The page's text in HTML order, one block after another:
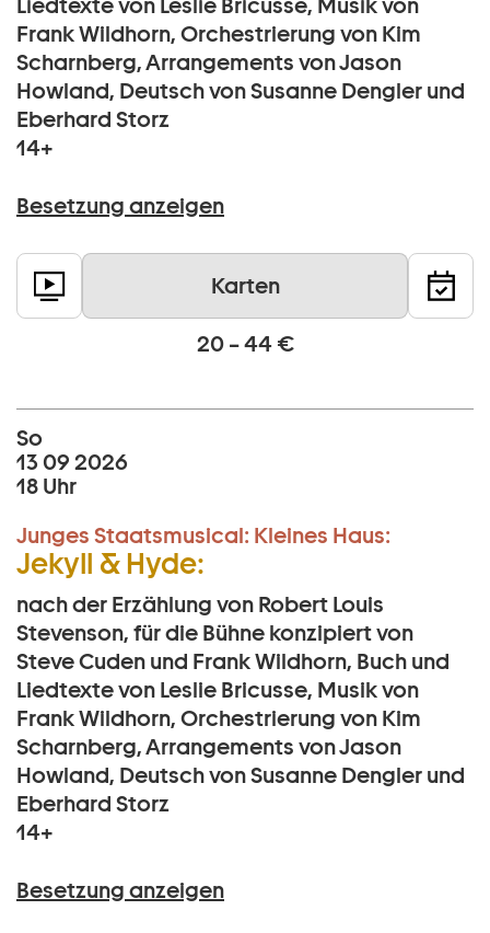
Liedtexte von Leslie Bricusse, Musik von
Frank Wildhorn, Orchestrierung von Kim
Scharnberg, Arrangements von Jason
Howland, Deutsch von Susanne Dengler und
Eberhard Storz
14+
Besetzung anzeigen
Karten
20 – 44 €
So
13 09 2026
18 Uhr
Junges Staatsmusical: Kleines Haus:
Jekyll & Hyde:
nach der Erzählung von Robert Louis
Stevenson, für die Bühne konzipiert von
Steve Cuden und Frank Wildhorn, Buch und
Liedtexte von Leslie Bricusse, Musik von
Frank Wildhorn, Orchestrierung von Kim
Scharnberg, Arrangements von Jason
Howland, Deutsch von Susanne Dengler und
Eberhard Storz
14+
Besetzung anzeigen